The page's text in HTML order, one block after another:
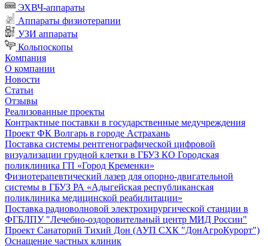
ЭХВЧ-аппараты
Аппараты физиотерапии
УЗИ аппараты
Кольпоскопы
Компания
О компании
Новости
Статьи
Отзывы
Реализованные проекты
Контрактные поставки в государственные медучреждения
Проект ФК Волгарь в городе Астрахань
Поставка системы рентгенографической цифровой
визуализации грудной клетки в ГБУЗ КО Городская
поликлиника ГП «Город Кременки»
Физиотерапевтический лазер для опорно-двигательной
системы в ГБУЗ РА «Адыгейская республиканская
поликлиника медицинской реабилитации»
Поставка радиоволновой электрохирургической станции в
ФГБЛПУ "Лечебно-оздоровительный центр МИД России"
Проект Санаторий Тихий Дон (АУП СХК "ДонАгроКурорт")
Оснащение частных клиник